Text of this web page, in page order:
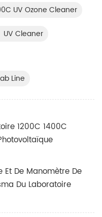
UV Ozone Cleaner
UV Cleaner
Line
1200C 1400C
Et De Manomètre De
Du Laboratoire